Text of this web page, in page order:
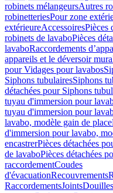
robinets mélangeursAutres
robinetteriesPour zone
extérieureAccessoiresPièces
robinets de lavaboPièces
lavaboRaccordements
appareils et le déversoir
pour Vidages pour lavabos
Siphons tubulairesSiphons
détachées pour Siphons
tuyau d'immersion pour
tuyau d'immersion pour
lavabo, modèle gain de place
d'immersion pour lavabo,
encastrerPièces détachées
de lavaboPièces détachées
raccordementCoudes
d'évacuationRecouvrements
RaccordementsJoints